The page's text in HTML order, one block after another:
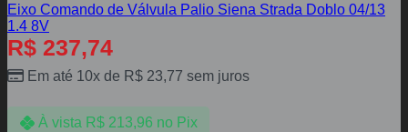
Eixo Comando de Válvula Palio Siena Strada Doblo 04/13
1.4 8V
R$ 237,74
Em até 10x de R$ 23,77 sem juros
À vista R$213,96 no Pix